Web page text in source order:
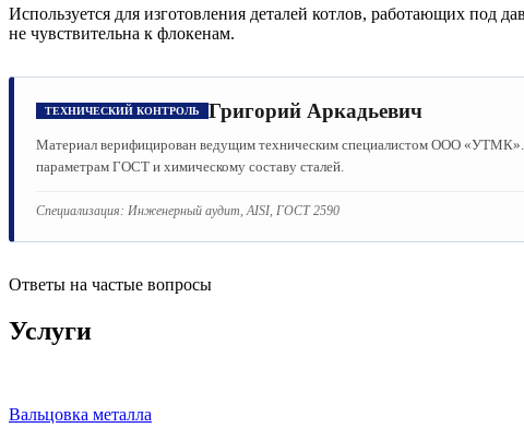
Используется для изготовления деталей котлов, работающих под
не чувствительна к флокенам.
ТЕХНИЧЕСКИЙ КОНТРОЛЬ Григорий Аркадьевич
Материал верифицирован ведущим техническим специалистом ООО «УТМК».
параметрам ГОСТ и химическому составу сталей.
Специализация: Инженерный аудит, AISI, ГОСТ 2590
Ответы на частые вопросы
Услуги
Вальцовка металла